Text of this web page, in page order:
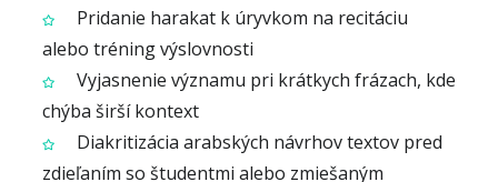
Pridanie harakat k úryvkom na recitáciu
alebo tréning výslovnosti
Vyjasnenie významu pri krátkych frázach, kde
chýba širší kontext
Diakritizácia arabských návrhov textov pred
zdieľaním so študentmi alebo zmiešaným